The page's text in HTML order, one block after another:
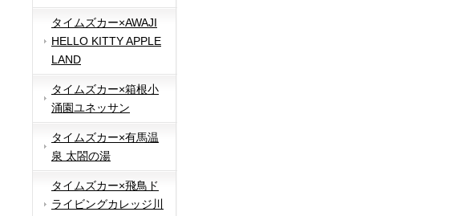
タイムズカー×AWAJI
HELLO KITTY APPLE
LAND
タイムズカー×箱根小
涌園ユネッサン
タイムズカー×有馬温
泉 太閤の湯
タイムズカー×飛鳥ド
ライビングカレッジ川